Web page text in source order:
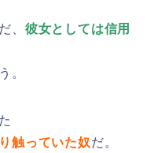
、 彼女としては信用
。
触っていた奴だ。